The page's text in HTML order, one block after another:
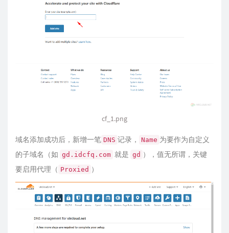
cf_1.png
域名添加成功后，新增一笔 DNS 记录， Name 为要作为自定义
的子域名（如 gd.idcfq.com 就是 gd ），值无所谓，关键
要启用代理（ Proxied ）